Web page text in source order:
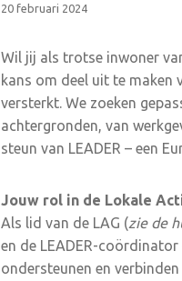
20 februari 2024
Wil jij als trotse inwoner
kans om deel uit te
versterkt. We zoeken
achtergronden, van
steun van LEADER – een
Jouw rol in de Lokale
Als lid van de LAG (zie de
en de LEADER-
ondersteunen en